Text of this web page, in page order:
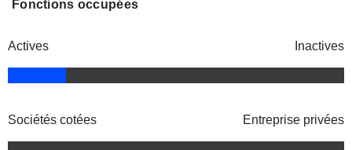
Fonctions occupées
Actives Inactives
Sociétés cotées Entreprise privées